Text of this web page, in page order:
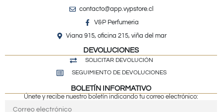
contacto@app.vypstore.cl
V&P Perfumeria
Viana 915, oficina 215, viña del mar
DEVOLUCIONES
SOLICITAR DEVOLUCIÓN
SEGUIMIENTO DE DEVOLUCIONES
BOLETÍN INFORMATIVO
Únete y recibe nuestro boletín indicando tu correo electrónico: